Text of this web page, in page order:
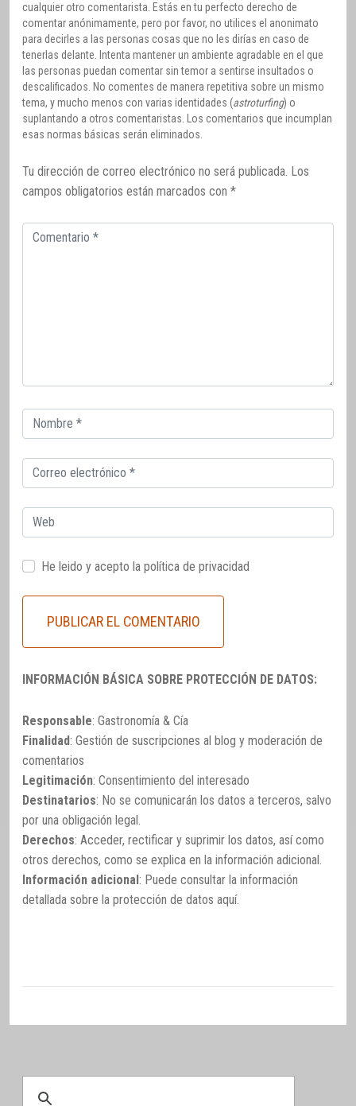
cualquier otro comentarista. Estás en tu perfecto derecho de
comentar anónimamente, pero por favor, no utilices el anonimato
para decirles a las personas cosas que no les dirías en caso de
tenerlas delante. Intenta mantener un ambiente agradable en el que
las personas puedan comentar sin temor a sentirse insultados o
descalificados. No comentes de manera repetitiva sobre un mismo
tema, y mucho menos con varias identidades (astroturfing) o
suplantando a otros comentaristas. Los comentarios que incumplan
esas normas básicas serán eliminados.
Tu dirección de correo electrónico no será publicada. Los
campos obligatorios están marcados con *
Comentario
Correo
electrónico
Correo
electrónico
Web
He leido y acepto la política de privacidad
INFORMACIÓN BÁSICA SOBRE PROTECCIÓN DE DATOS:
Responsable: Gastronomía & Cía
Finalidad: Gestión de suscripciones al blog y moderación de
comentarios
Legitimación: Consentimiento del interesado
Destinatarios: No se comunicarán los datos a terceros, salvo
por una obligación legal.
Derechos: Acceder, rectificar y suprimir los datos, así como
otros derechos, como se explica en la información adicional.
Información adicional : Puede consultar la información
detallada sobre la protección de datos aquí.